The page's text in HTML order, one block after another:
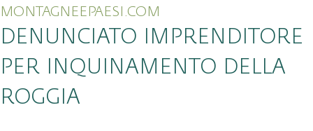
MONTAGNEEPAESI.COM
DENUNCIATO IMPRENDITORE
PER INQUINAMENTO DELLA
ROGGIA